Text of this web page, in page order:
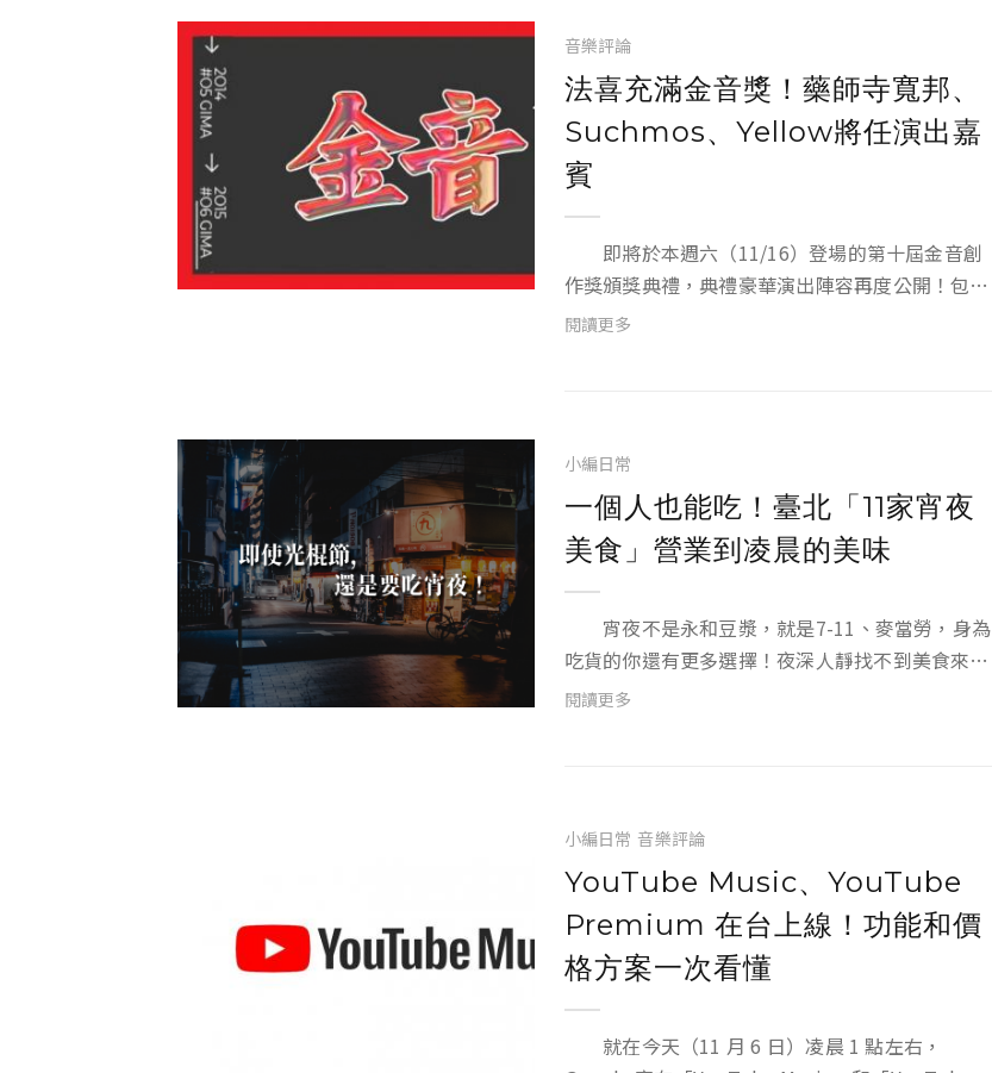
音樂評論
法喜充滿金音獎！藥師寺寬邦、
Suchmos、Yellow將任演出嘉
賓
即將於本週六（11/16）登場的第十屆金音創
作獎頒獎典禮，典禮豪華演出陣容再度公開！包括
當紅日本潮流文化代表「Suchmos」、爆紅超脫
閱讀更多
小編日常
一個人也能吃！臺北「11家宵夜
美食」營業到凌晨的美味
宵夜不是永和豆漿，就是7-11、麥當勞，身為
吃貨的你還有更多選擇！夜深人靜找不到美食來填
補肚子餓的空虛，這幾家台灣平價美食，全部營業
閱讀更多
小編日常 音樂評論
YouTube Music、YouTube
Premium 在台上線！功能和價
格方案一次看懂
就在今天（11 月 6 日）凌晨 1 點左右，